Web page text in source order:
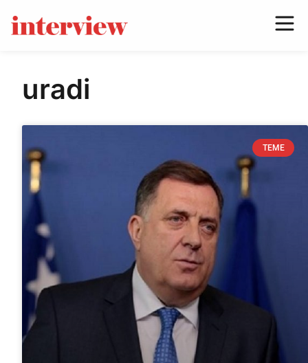
uradi
TEME